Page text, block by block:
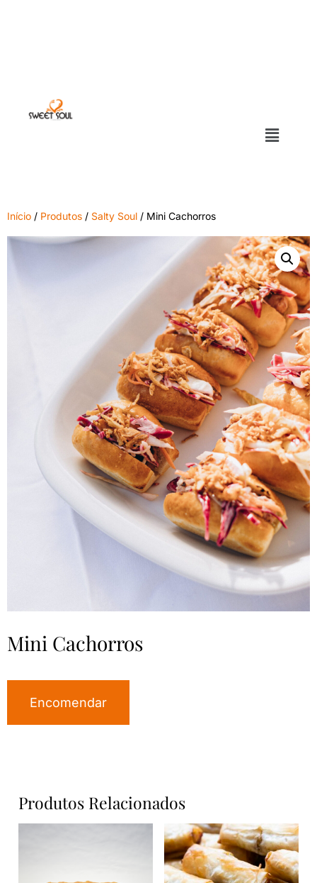
Início / Produtos / Salty Soul / Mini Cachorros
Mini Cachorros
Encomendar
Produtos Relacionados